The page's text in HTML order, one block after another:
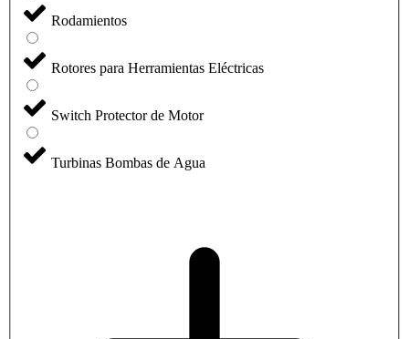
Rodamientos
Rotores para Herramientas Eléctricas
Switch Protector de Motor
Turbinas Bombas de Agua